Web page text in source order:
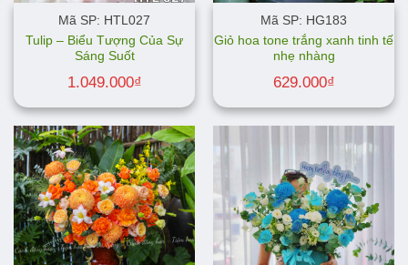
Mã SP: HTL027
Tulip – Biểu Tượng Của Sự
Sáng Suốt
1.049.000₫
Mã SP: HG183
Giỏ hoa tone trắng xanh tinh tế
nhẹ nhàng
629.000₫